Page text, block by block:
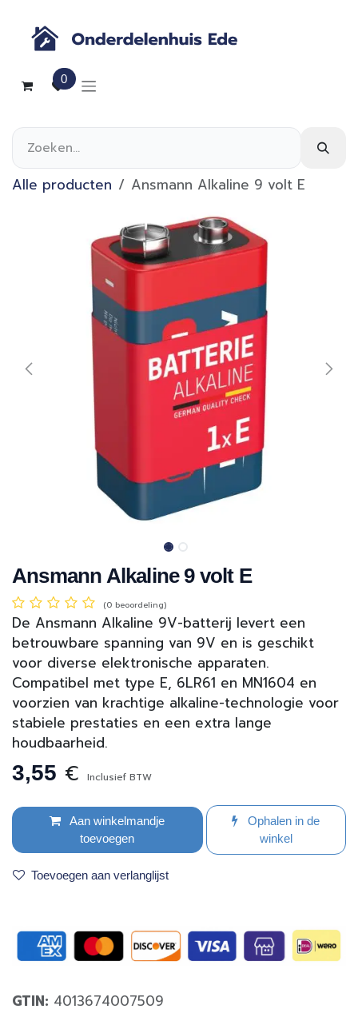
0
Alle producten Ansmann Alkaline 9 volt E
Ansmann Alkaline 9 volt E
(0 beoordeling)
De Ansmann Alkaline 9V-batterij levert een
betrouwbare spanning van 9V en is geschikt
voor diverse elektronische apparaten.
Compatibel met type E, 6LR61 en MN1604 en
voorzien van krachtige alkaline-technologie voor
stabiele prestaties en een extra lange
houdbaarheid.
3,55 € Inclusief BTW
Aan winkelmandje
toevoegen
Ophalen in de
winkel
Toevoegen aan verlanglijst
GTIN: 4013674007509